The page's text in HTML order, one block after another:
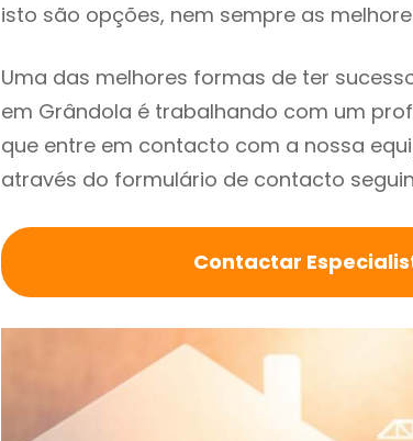
isto são opções, nem sempre as
Uma das melhores formas de ter
em Grândola é trabalhando com um
que entre em contacto com a nossa
através do formulário de contacto
Contactar